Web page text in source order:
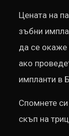
Цената на
зъбни
да се окаже
ако
импланти в
Спомнете
скъп на